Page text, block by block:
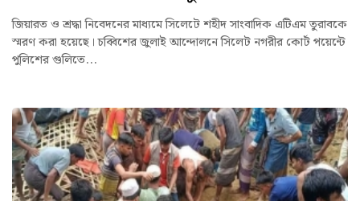
জিয়ারত ও শ্রদ্ধা নিবেদনের মাধ্যমে সিলেটে শহীদ সাংবাদিক এটিএম তুরাবকে
স্মরণ করা হয়েছে। চব্বিশের জুলাই আন্দোলনে সিলেট নগরীর কোর্ট পয়েন্টে
পুলিশের গুলিতে...